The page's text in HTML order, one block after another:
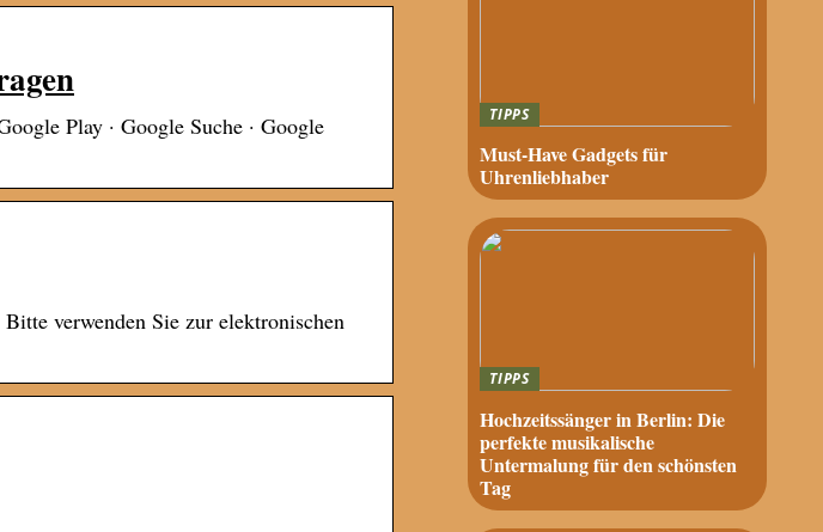
Play · Google Suche · Google
verwenden Sie zur elektronischen
TIPPS
Must-Have Gadgets für
Uhrenliebhaber
TIPPS
Hochzeitssänger in Berlin: Die
perfekte musikalische
Untermalung für den schönsten
Tag